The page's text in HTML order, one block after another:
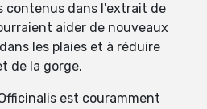
contenus dans l'extrait de
aider de nouveaux
les plaies et à réduire
de la gorge.
est couramment